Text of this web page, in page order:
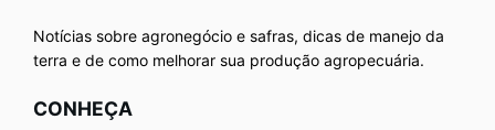
Notícias sobre agronegócio e safras, dicas de manejo da
terra e de como melhorar sua produção agropecuária.
CONHEÇA